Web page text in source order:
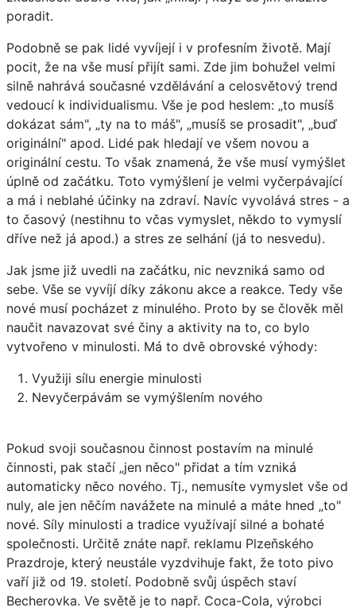
poradit.
Podobně se pak lidé vyvíjejí i v profesním životě. Mají
pocit, že na vše musí přijít sami. Zde jim bohužel velmi
silně nahrává současné vzdělávání a celosvětový trend
vedoucí k individualismu. Vše je pod heslem: „to musíš
dokázat sám", „ty na to máš", „musíš se prosadit", „buď
originální" apod. Lidé pak hledají ve všem novou a
originální cestu. To však znamená, že vše musí vymýšlet
úplně od začátku. Toto vymýšlení je velmi vyčerpávající
a má i neblahé účinky na zdraví. Navíc vyvolává stres - a
to časový (nestihnu to včas vymyslet, někdo to vymyslí
dříve než já apod.) a stres ze selhání (já to nesvedu).
Jak jsme již uvedli na začátku, nic nevzniká samo od
sebe. Vše se vyvíjí díky zákonu akce a reakce. Tedy vše
nové musí pocházet z minulého. Proto by se člověk měl
naučit navazovat své činy a aktivity na to, co bylo
vytvořeno v minulosti. Má to dvě obrovské výhody:
Využiji sílu energie minulosti
Nevyčerpávám se vymýšlením nového
Pokud svoji současnou činnost postavím na minulé
činnosti, pak stačí „jen něco" přidat a tím vzniká
automaticky něco nového. Tj., nemusíte vymyslet vše od
nuly, ale jen něčím navážete na minulé a máte hned „to"
nové. Síly minulosti a tradice využívají silné a bohaté
společnosti. Určitě znáte např. reklamu Plzeňského
Prazdroje, který neustále vyzdvihuje fakt, že toto pivo
vaří již od 19. století. Podobně svůj úspěch staví
Becherovka. Ve světě je to např. Coca-Cola, výrobci